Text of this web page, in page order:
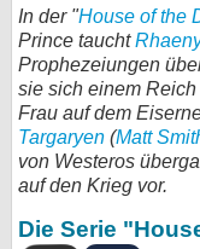
In der "House of the
Prince taucht
Prophezeiungen
sie sich einem
Frau auf dem
Targaryen (Matt
von Westeros
auf den Krieg vor.
Die Serie